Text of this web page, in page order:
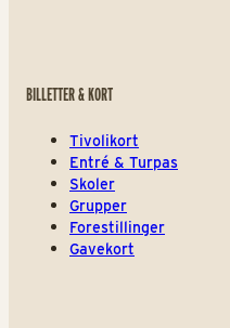
BILLETTER & KORT
Tivolikort
Entré & Turpas
Skoler
Grupper
Forestillinger
Gavekort